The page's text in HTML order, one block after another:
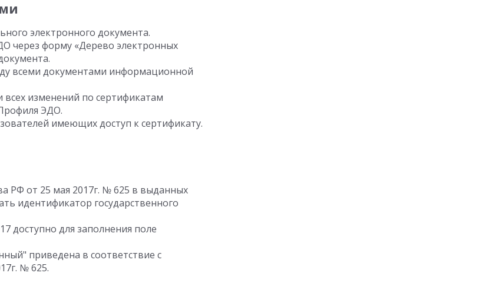
электронного документа.
через форму «Дерево электронных
всеми документами информационной
изменений по сертификатам
ЭДО.
имеющих доступ к сертификату.
РФ от 25 мая 2017г. № 625 в выданных
идентификатор государственного
доступно для заполнения поле
приведена в соответствие с
№ 625.